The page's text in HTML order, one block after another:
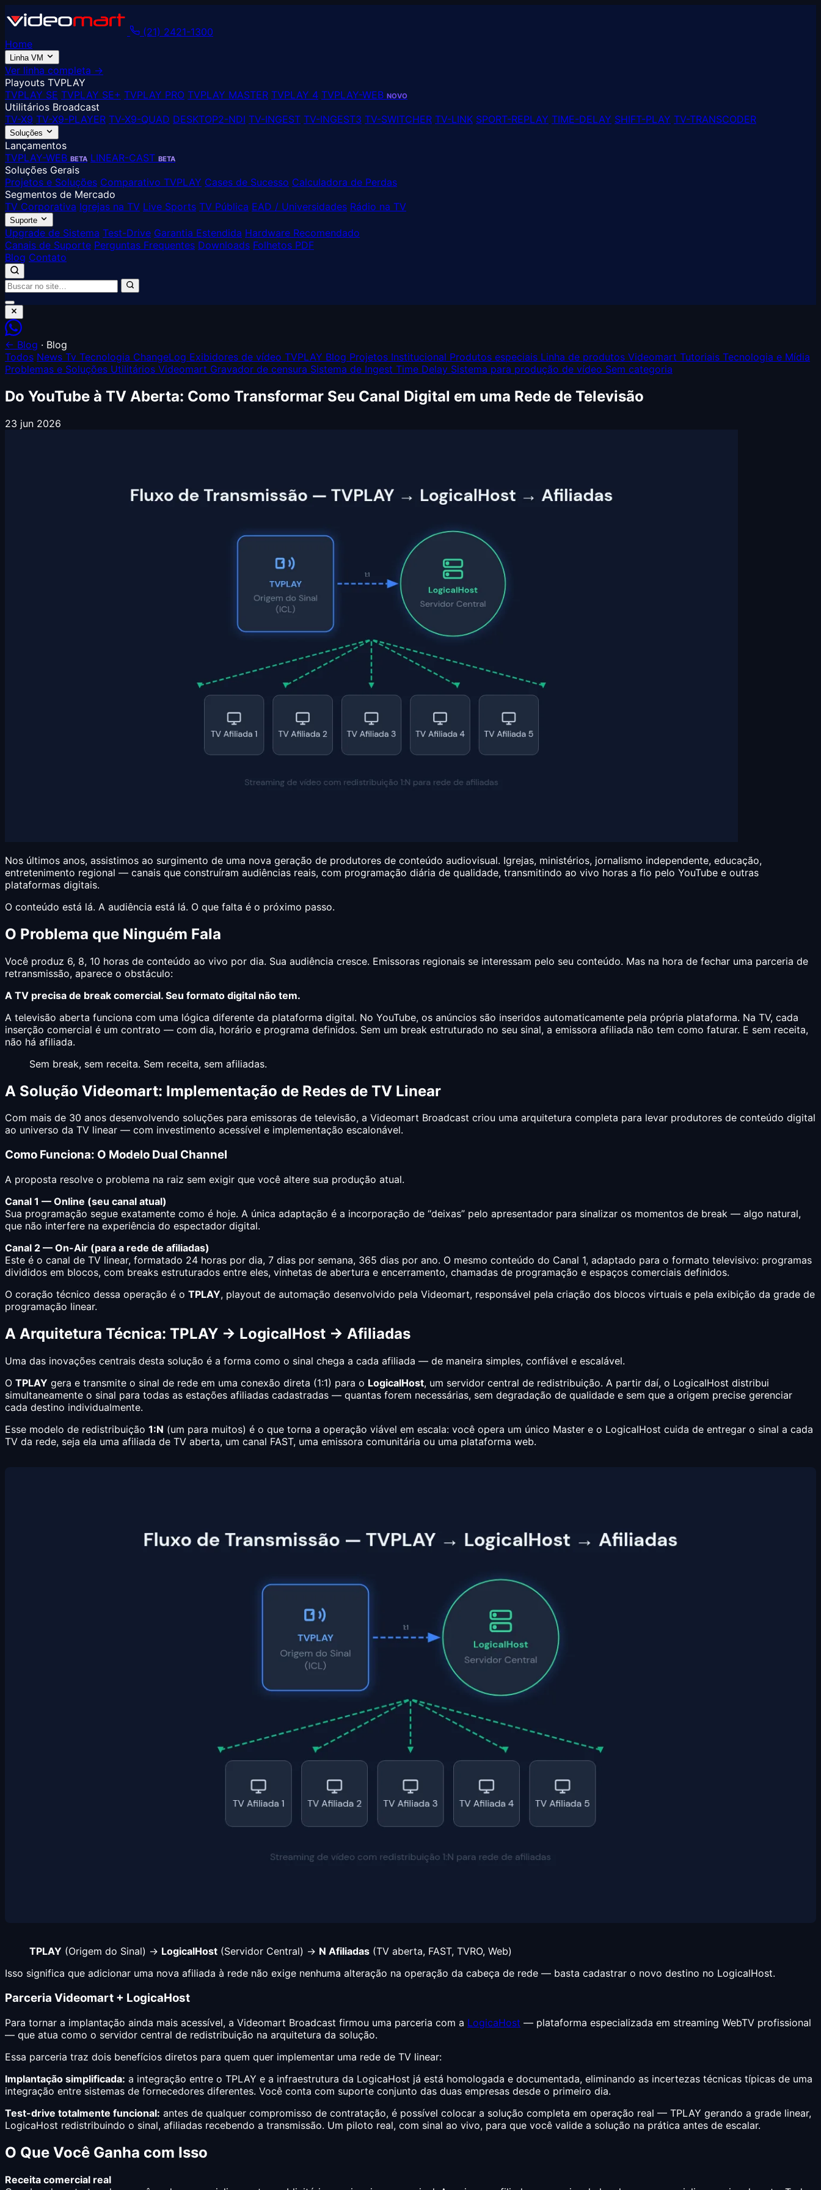
(21) 2421-1300
Home
Linha VM
Ver linha completa →
Playouts TVPLAY
TVPLAY SE TVPLAY SE+ TVPLAY PRO TVPLAY MASTER TVPLAY 4 TVPLAY-WEB NOVO
Utilitários Broadcast
TV-X9 TV-X9-PLAYER TV-X9-QUAD DESKTOP2-NDI TV-INGEST TV-INGEST3 TV-SWITCHER TV-LINK SPORT-REPLAY TIME-DELAY SHIFT-PLAY TV-TRANSCODER
Soluções
Lançamentos
TVPLAY-WEB BETA LINEAR-CAST BETA
Soluções Gerais
Projetos e Soluções Comparativo TVPLAY Cases de Sucesso Calculadora de Perdas
Segmentos de Mercado
TV Corporativa Igrejas na TV Live Sports TV Pública EAD / Universidades Rádio na TV
Suporte
Upgrade de Sistema Test-Drive Garantia Estendida Hardware Recomendado
Canais de Suporte Perguntas Frequentes Downloads Folhetos PDF
Blog Contato
← Blog · Blog
Todos News Tv Tecnologia ChangeLog Exibidores de vídeo TVPLAY Blog Projetos Institucional Produtos especiais Linha de produtos Videomart Tutoriais Tecnologia e Mídia
Problemas e Soluções Utilitários Videomart Gravador de censura Sistema de Ingest Time Delay Sistema para produção de vídeo Sem categoria
Do YouTube à TV Aberta: Como Transformar Seu Canal Digital em uma Rede de Televisão
23 jun 2026
Nos últimos anos, assistimos ao surgimento de uma nova geração de produtores de conteúdo audiovisual. Igrejas, ministérios, jornalismo independente, educação,
entretenimento regional — canais que construíram audiências reais, com programação diária de qualidade, transmitindo ao vivo horas a fio pelo YouTube e outras
plataformas digitais.
O conteúdo está lá. A audiência está lá. O que falta é o próximo passo.
O Problema que Ninguém Fala
Você produz 6, 8, 10 horas de conteúdo ao vivo por dia. Sua audiência cresce. Emissoras regionais se interessam pelo seu conteúdo. Mas na hora de fechar uma parceria de
retransmissão, aparece o obstáculo:
A TV precisa de break comercial. Seu formato digital não tem.
A televisão aberta funciona com uma lógica diferente da plataforma digital. No YouTube, os anúncios são inseridos automaticamente pela própria plataforma. Na TV, cada
inserção comercial é um contrato — com dia, horário e programa definidos. Sem um break estruturado no seu sinal, a emissora afiliada não tem como faturar. E sem receita,
não há afiliada.
Sem break, sem receita. Sem receita, sem afiliadas.
A Solução Videomart: Implementação de Redes de TV Linear
Com mais de 30 anos desenvolvendo soluções para emissoras de televisão, a Videomart Broadcast criou uma arquitetura completa para levar produtores de conteúdo digital
ao universo da TV linear — com investimento acessível e implementação escalonável.
Como Funciona: O Modelo Dual Channel
A proposta resolve o problema na raiz sem exigir que você altere sua produção atual.
Canal 1 — Online (seu canal atual)
Sua programação segue exatamente como é hoje. A única adaptação é a incorporação de “deixas” pelo apresentador para sinalizar os momentos de break — algo natural,
que não interfere na experiência do espectador digital.
Canal 2 — On-Air (para a rede de afiliadas)
Este é o canal de TV linear, formatado 24 horas por dia, 7 dias por semana, 365 dias por ano. O mesmo conteúdo do Canal 1, adaptado para o formato televisivo: programas
divididos em blocos, com breaks estruturados entre eles, vinhetas de abertura e encerramento, chamadas de programação e espaços comerciais definidos.
O coração técnico dessa operação é o TPLAY, playout de automação desenvolvido pela Videomart, responsável pela criação dos blocos virtuais e pela exibição da grade de
programação linear.
A Arquitetura Técnica: TPLAY → LogicalHost → Afiliadas
Uma das inovações centrais desta solução é a forma como o sinal chega a cada afiliada — de maneira simples, confiável e escalável.
O TPLAY gera e transmite o sinal de rede em uma conexão direta (1:1) para o LogicalHost, um servidor central de redistribuição. A partir daí, o LogicalHost distribui
simultaneamente o sinal para todas as estações afiliadas cadastradas — quantas forem necessárias, sem degradação de qualidade e sem que a origem precise gerenciar
cada destino individualmente.
Esse modelo de redistribuição 1:N (um para muitos) é o que torna a operação viável em escala: você opera um único Master e o LogicalHost cuida de entregar o sinal a cada
TV da rede, seja ela uma afiliada de TV aberta, um canal FAST, uma emissora comunitária ou uma plataforma web.
TPLAY (Origem do Sinal) → LogicalHost (Servidor Central) → N Afiliadas (TV aberta, FAST, TVRO, Web)
Isso significa que adicionar uma nova afiliada à rede não exige nenhuma alteração na operação da cabeça de rede — basta cadastrar o novo destino no LogicalHost.
Parceria Videomart + LogicaHost
Para tornar a implantação ainda mais acessível, a Videomart Broadcast firmou uma parceria com a LogicaHost — plataforma especializada em streaming WebTV profissional
— que atua como o servidor central de redistribuição na arquitetura da solução.
Essa parceria traz dois benefícios diretos para quem quer implementar uma rede de TV linear:
Implantação simplificada: a integração entre o TPLAY e a infraestrutura da LogicaHost já está homologada e documentada, eliminando as incertezas técnicas típicas de uma
integração entre sistemas de fornecedores diferentes. Você conta com suporte conjunto das duas empresas desde o primeiro dia.
Test-drive totalmente funcional: antes de qualquer compromisso de contratação, é possível colocar a solução completa em operação real — TPLAY gerando a grade linear,
LogicaHost redistribuindo o sinal, afiliadas recebendo a transmissão. Um piloto real, com sinal ao vivo, para que você valide a solução na prática antes de escalar.
O Que Você Ganha com Isso
Receita comercial real